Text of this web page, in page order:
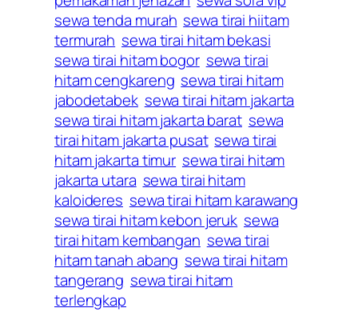
sewa tenda murah sewa tirai hiitam
termurah sewa tirai hitam bekasi
sewa tirai hitam bogor sewa tirai
hitam cengkareng sewa tirai hitam
jabodetabek sewa tirai hitam jakarta
sewa tirai hitam jakarta barat sewa
tirai hitam jakarta pusat sewa tirai
hitam jakarta timur sewa tirai hitam
jakarta utara sewa tirai hitam
kaloideres sewa tirai hitam karawang
sewa tirai hitam kebon jeruk sewa
tirai hitam kembangan sewa tirai
hitam tanah abang sewa tirai hitam
tangerang sewa tirai hitam
terlengkap